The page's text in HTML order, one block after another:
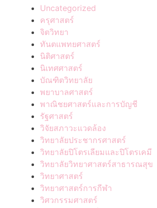
Uncategorized
ครุศาสตร์
จิตวิทยา
ทันตแพทยศาสตร์
นิติศาสตร์
นิเทศศาสตร์
บัณฑิตวิทยาลัย
พยาบาลศาสตร์
พาณิชยศาสตร์และการบัญชี
รัฐศาสตร์
วิจัยสภาวะแวดล้อง
วิทยาลัยประชากรศาสตร์
วิทยาลัยปิโตรเลียมและปิโตรเคมี
วิทยาลัยวิทยาศาสตร์สาธารณสุข
วิทยาศาสตร์
วิทยาศาสตร์การกีฬา
วิศวกรรมศาสตร์